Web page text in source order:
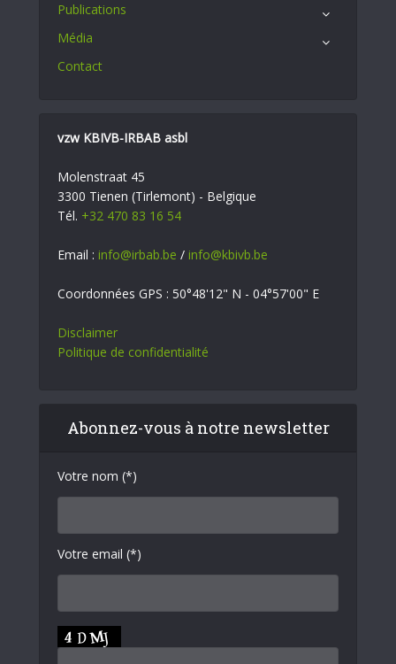
Publications
Média
Contact
vzw KBIVB-IRBAB asbl
Molenstraat 45
3300 Tienen (Tirlemont) - Belgique
Tél. +32 470 83 16 54
Email : info@irbab.be / info@kbivb.be
Coordonnées GPS : 50°48'12" N - 04°57'00" E
Disclaimer
Politique de confidentialité
Abonnez-vous à notre newsletter
Votre nom (*)
Votre email (*)